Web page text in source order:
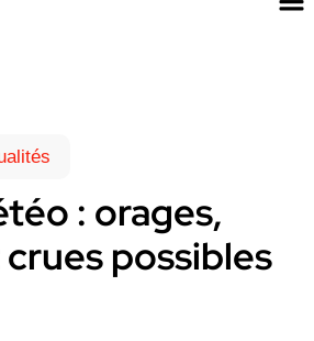
: orages,
possibles